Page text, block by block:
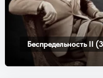
Беспредельность II